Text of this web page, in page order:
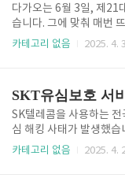
체코는 유럽 중심부에
원전에 의존하고 있으며
립을 달성하기 위해 새로
습니다. 이 중요한 프로
있기 때문입..
다가오는 6월 3일, 제21
습니다. 그에 맞춰 매번
아르바이트 모집도 본격
로 신청하셔요! 빠르게
공고 바로가기 이번 글
참여할 수 있는 다양한
방법, 급여, 자격 조건까
리해 드릴게요. 개표알
카테고리 없음 2025. 4.
SK텔레콤을 사용하는
심 해킹 사태가 발생했
유심 무료 교체 대상이
카테고리 없음 2025. 4.